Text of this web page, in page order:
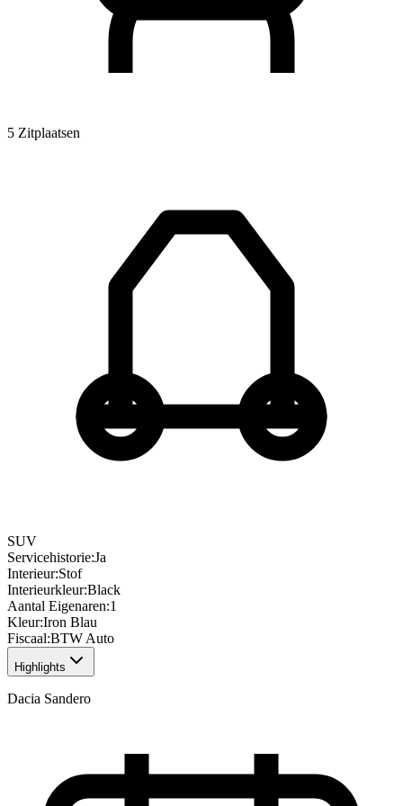
5 Zitplaatsen
SUV
Servicehistorie:Ja
Interieur:Stof
Interieurkleur:Black
Aantal Eigenaren:1
Kleur:Iron Blau
Fiscaal:BTW Auto
Highlights
Dacia Sandero